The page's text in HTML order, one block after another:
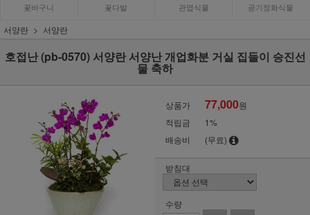
꽃바구니 꽃다발 관엽식물 공기정화식물
서양란 서양란
호접난 (pb-0570) 서양란 서양난 개업화분 거실 집들이 승진선
물 축하
상품가 77,000원
적립금
1%
배송비
(무료)
받침대
수량